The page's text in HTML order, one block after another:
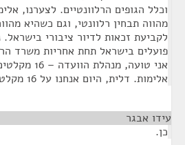
וכלל הגופים הרלוונטיים. לצערנו,
מהווה תבחין רלוונטי, וגם כשהיא
פועלים בישראל תחת אחריות משרד
אני טועה,
אלימות. דלית, היום אנחנו על 16 מקלטים?
עידו אבגר
כן.